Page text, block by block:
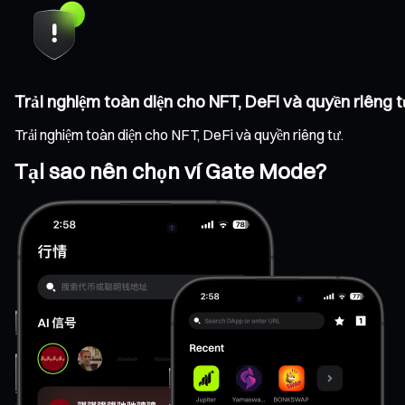
Trải nghiệm toàn diện cho NFT, DeFi và quyền riêng
Trải nghiệm toàn diện cho NFT, DeFi và quyền riêng tư.
Tại sao nên chọn ví Gate Mode?